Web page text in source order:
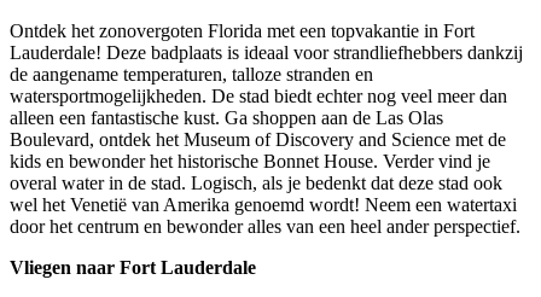
Ontdek het zonovergoten Florida met een topvakantie in Fort
Lauderdale! Deze badplaats is ideaal voor strandliefhebbers dankzij
de aangename temperaturen, talloze stranden en
watersportmogelijkheden. De stad biedt echter nog veel meer dan
alleen een fantastische kust. Ga shoppen aan de Las Olas
Boulevard, ontdek het Museum of Discovery and Science met de
kids en bewonder het historische Bonnet House. Verder vind je
overal water in de stad. Logisch, als je bedenkt dat deze stad ook
wel het Venetië van Amerika genoemd wordt! Neem een watertaxi
door het centrum en bewonder alles van een heel ander perspectief.
Vliegen naar Fort Lauderdale